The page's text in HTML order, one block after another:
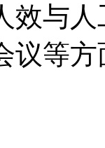
效与
议等